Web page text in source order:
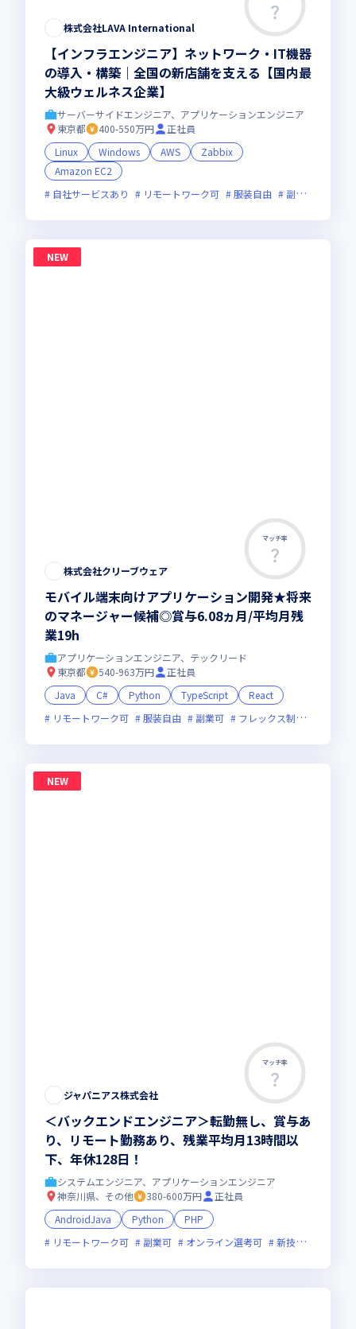
株式会社LAVA International
【インフラエンジニア】ネットワーク・IT機器
の導入・構築｜全国の新店舗を支える【国内最
大級ウェルネス企業】
サーバーサイドエンジニア、アプリケーションエンジニア
東京都
400-550万円
正社員
Linux
Windows AWS
Zabbix
Amazon EC2
自社サービスあり
リモートワーク可 服装自由 副業可
NEW
マッチ率
株式会社クリーブウェア
モバイル端末向けアプリケーション開発★将来
のマネージャー候補◎賞与6.08ヵ月/平均月残
業19h
アプリケーションエンジニア、テックリード
東京都
540-963万円
正社員
Java
C# Python TypeScript
React
リモートワーク可
服装自由 副業可 フレックス制度あり
NEW
マッチ率
ジャパニアス株式会社
＜バックエンドエンジニア＞転勤無し、賞与あ
り、リモート勤務あり、残業平均月13時間以
下、年休128日！
システムエンジニア、アプリケーションエンジニア
神奈川県、その他
380-600万円
正社員
AndroidJava
Python
PHP
リモートワーク可
副業可 オンライン選考可 新技術に積極的